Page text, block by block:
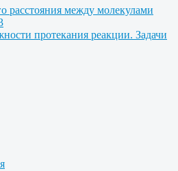
расстояния между молекулами
протекания реакции. Задачи